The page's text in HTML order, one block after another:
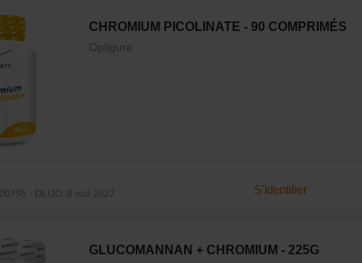
CHROMIUM PICOLINATE - 90 COMPRIMÉS
Optigura
- DLUO: 8 mai 2027 S'identifier
GLUCOMANNAN + CHROMIUM - 225G